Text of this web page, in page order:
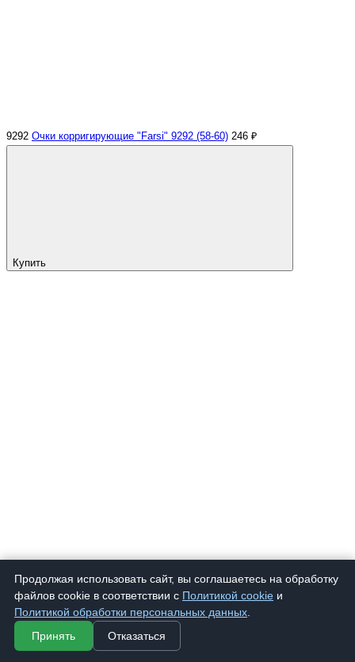
9292 Очки корригирующие "Farsi" 9292 (58-60) 246 ₽
Купить
Продолжая использовать сайт, вы соглашаетесь на обработку
файлов cookie в соответствии с Политикой cookie и
Политикой обработки персональных данных
Принять
Отказаться